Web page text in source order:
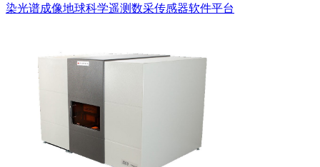
染光谱成像地球科学遥测数采传感器软件平台